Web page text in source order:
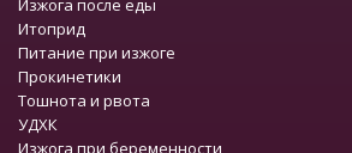
Изжога после еды
Итоприд
Питание при изжоге
Прокинетики
Тошнота и рвота
УДХК